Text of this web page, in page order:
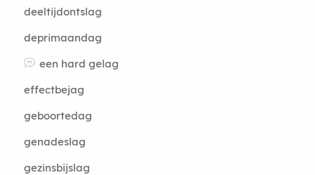
deeltijdontslag
deprimaandag
een hard gelag
effectbejag
geboortedag
genadeslag
gezinsbijslag